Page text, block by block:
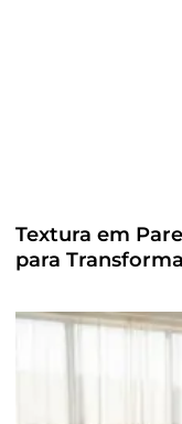
Textura em
para